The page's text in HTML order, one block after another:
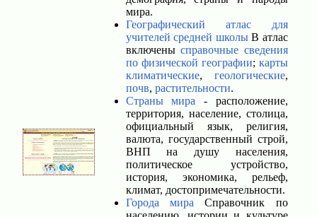
мира.
Географический атлас для
учителей средней школыВ атлас
включены справочные сведения
по физической географии; карты
климатические, геологические,
почв, растительности.
Страны мира - расположение,
территория, население, столица,
официальный язык, религия,
валюта, государственный строй,
ВНП на душу населения,
политическое устройство,
история, экономика, рельеф,
климат, достопримечательности.
Города мира Справочник по